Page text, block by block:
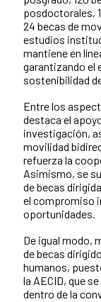
posdoctorales,
24 becas de
estudios
mantiene en
garantizando el
sostenibilidad
Entre los
destaca el
investigación,
movilidad
refuerza la
Asimismo, se
de becas
el compromiso
oportunidades.
De igual modo,
de becas
humanos,
la AECID, que
dentro de la